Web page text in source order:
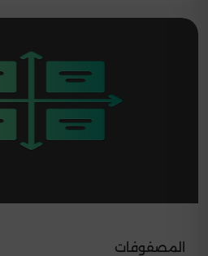
المصفوفات